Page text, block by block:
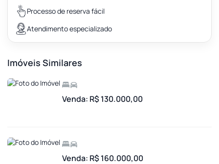
Processo de reserva fácil
Atendimento especializado
Imóveis Similares
Venda: R$ 130.000,00
Venda: R$ 160.000,00